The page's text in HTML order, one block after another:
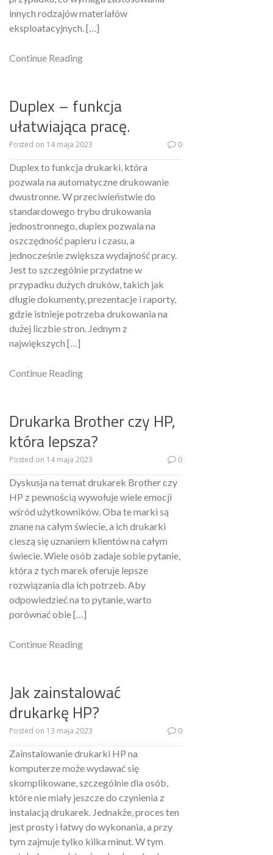
innych rodzajów materiałów
eksploatacyjnych. […]
Continue Reading
Duplex – funkcja
ułatwiająca pracę.
Posted on 14 maja 2023 0
Duplex to funkcja drukarki, która
pozwala na automatyczne drukowanie
dwustronne. W przeciwieństwie do
standardowego trybu drukowania
jednostronnego, duplex pozwala na
oszczędność papieru i czasu, a
jednocześnie zwiększa wydajność pracy.
Jest to szczególnie przydatne w
przypadku dużych druków, takich jak
długie dokumenty, prezentacje i raporty,
gdzie istnieje potrzeba drukowania na
dużej liczbie stron. Jednym z
największych […]
Continue Reading
Drukarka Brother czy HP,
która lepsza?
Posted on 14 maja 2023 0
Dyskusja na temat drukarek Brother czy
HP z pewnością wywołuje wiele emocji
wśród użytkowników. Oba te marki są
znane na całym świecie, a ich drukarki
cieszą się uznaniem klientów na całym
świecie. Wiele osób zadaje sobie pytanie,
która z tych marek oferuje lepsze
rozwiązania dla ich potrzeb. Aby
odpowiedzieć na to pytanie, warto
porównać obie […]
Continue Reading
Jak zainstalować
drukarkę HP?
Posted on 13 maja 2023 0
Zainstalowanie drukarki HP na
komputerze może wydawać się
skomplikowane, szczególnie dla osób,
które nie miały jeszcze do czynienia z
instalacją drukarek. Jednakże, proces ten
jest prosty i łatwy do wykonania, a przy
tym zajmuje tylko kilka minut. W tym